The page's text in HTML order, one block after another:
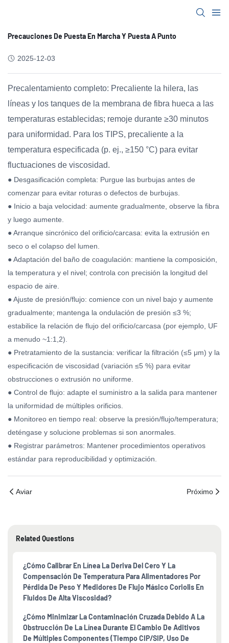
Precauciones De Puesta En Marcha Y Puesta A Punto
2025-12-03
Precalentamiento completo: Precaliente la hilera, las
líneas y los tanques de la membrana de fibra hueca a las
temperaturas establecidas; remoje durante ≥30 minutos
para uniformidad. Para los TIPS, precaliente a la
temperatura especificada (p. ej., ≥150 °C) para evitar
fluctuaciones de viscosidad.
● Desgasificación completa: Purgue las burbujas antes de
comenzar para evitar roturas o defectos de burbujas.
● Inicio a baja velocidad: aumente gradualmente, observe la fibra
y luego aumente.
● Arranque sincrónico del orificio/carcasa: evita la extrusión en
seco o el colapso del lumen.
● Adaptación del baño de coagulación: mantiene la composición,
la temperatura y el nivel; controla con precisión la longitud del
espacio de aire.
● Ajuste de presión/flujo: comience con un nivel bajo y aumente
gradualmente; mantenga la ondulación de presión ≤3 %;
estabilice la relación de flujo del orificio/carcasa (por ejemplo, UF
a menudo ~1:1,2).
● Pretratamiento de la sustancia: verificar la filtración (≤5 μm) y la
especificación de viscosidad (variación ≤5 %) para evitar
obstrucciones o extrusión no uniforme.
● Control de flujo: adapte el suministro a la salida para mantener
la uniformidad de múltiples orificios.
● Monitoreo en tiempo real: observe la presión/flujo/temperatura;
deténgase y solucione problemas si son anormales.
● Registrar parámetros: Mantener procedimientos operativos
estándar para reproducibilidad y optimización.
Aviar Próximo
Related Questions
¿Cómo Calibrar En Línea La Deriva Del Cero Y La
Compensación De Temperatura Para Alimentadores Por
Pérdida De Peso Y Medidores De Flujo Másico Coriolis En
Fluidos De Alta Viscosidad?
¿Cómo Minimizar La Contaminación Cruzada Debido A La
Obstrucción De La Línea Durante El Cambio De Aditivos
De Múltiples Componentes (tiempo CIP/SIP, Uso De